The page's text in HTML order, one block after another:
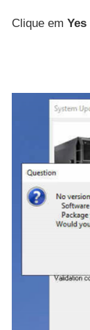
Clique em Yes